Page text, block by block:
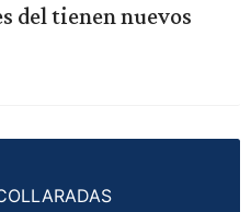
del tienen nuevos